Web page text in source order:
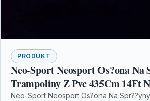
PRODUKT
Neo-Sport Neosport Os?ona Na
Trampoliny Z Pvc 435Cm 14Ft
Neo-Sport Neosport Os?ona Na